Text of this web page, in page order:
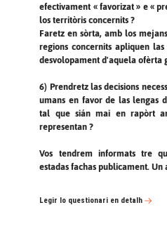
efectivament « favorizat » e «
los territòris concernits ?
Faretz en sòrta, amb los
regions concernits apliquen
desvolopament d'aquela ofèrta
6) Prendretz las decisions
umans en favor de las lengas
tal que sián mai en rapòrt
representan ?
Vos tendrem informats tre
estadas fachas publicament. Un
Legir lo questionari en detalh